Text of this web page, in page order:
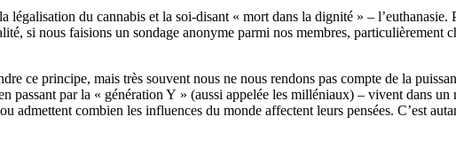
du cannabis et la soi-disant « mort dans la dignité » – l’euthanasie.
si nous faisions un sondage anonyme parmi nos membres, particulièrement
ce principe, mais très souvent nous ne nous rendons pas compte de la
passant par la « génération Y » (aussi appelée les milléniaux) – vivent dans
admettent combien les influences du monde affectent leurs pensées. C’est